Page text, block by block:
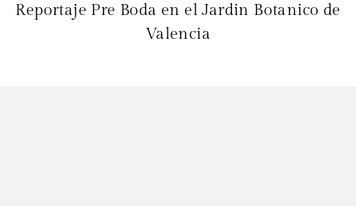
Reportaje Pre Boda en el Jardin Botanico de
Valencia